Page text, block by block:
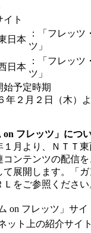
イト
日本
：「フレッツ
ツ」
日本
：「フレッツ
ツ」
始予定時期
年２月２日（木）
on フレッツ」につ
月より、ＮＴＴ東
コンテンツの配信
て展開します。「
をご参照ください
on フレッツ」サイ
ット上の紹介サイト